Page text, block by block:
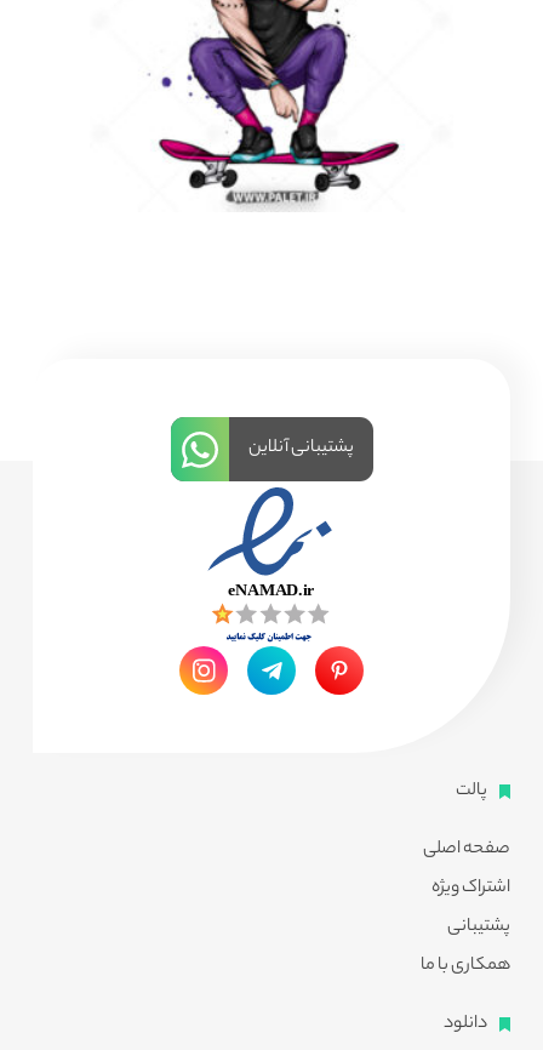
پالت
صفحه اصلی
اشتراک ویژه
پشتیبانی
همکاری با ما
دانلود
پشتیبانی آنلاین